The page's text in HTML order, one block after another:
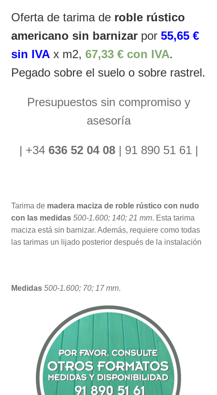
Oferta de tarima de roble rústico
americano sin barnizarpor 55,65 €
sin IVAx m2, 67,33 € con IVA.
Pegado sobre el suelo o sobre rastrel.
Presupuestos sin compromiso y
asesoría
| +34 636 52 04 08| 91 890 51 61 |
Tarima de madera maciza de roble rústico con nudo
con las medidas500-1.600; 140; 21 mm. Esta tarima
maciza está sin barnizar. Además, requiere como todas
las tarimas un lijado posterior después de la instalación
Medidas500-1.600; 70; 17 mm.